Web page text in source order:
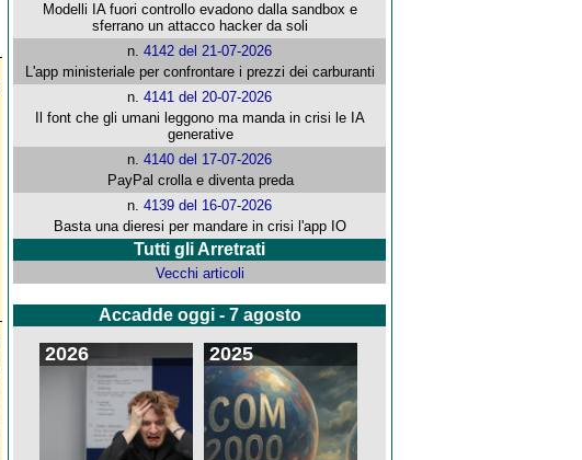
Modelli IA fuori controllo evadono dalla sandbox e
sferrano un attacco hacker da soli
n.4142 del 21-07-2026
L'app ministeriale per confrontare i prezzi dei carburanti
n.4141 del 20-07-2026
Il font che gli umani leggono ma manda in crisi le IA
generative
n.4140 del 17-07-2026
PayPal crolla e diventa preda
n.4139 del 16-07-2026
Basta una dieresi per mandare in crisi l'app IO
Tutti gli Arretrati
Vecchi articoli
Accadde oggi - 7 agosto
2026 2025